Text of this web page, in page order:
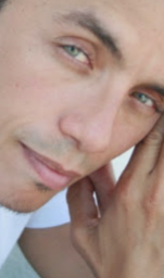
en La Romana
segunda edición
renovación de
y su